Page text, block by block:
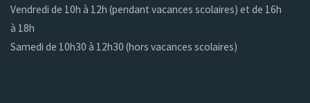
Vendredi de 10h à 12h (pendant vacances scolaires) et de 16h
à 18h
Samedi de 10h30 à 12h30 (hors vacances scolaires)